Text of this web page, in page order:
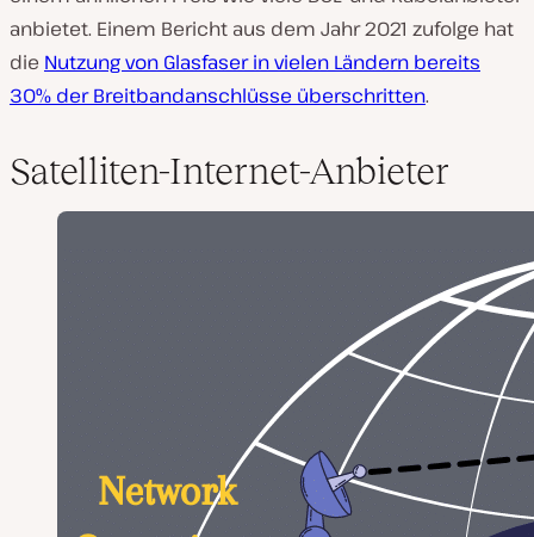
anbietet. Einem Bericht aus dem Jahr 2021 zufolge hat
die Nutzung von Glasfaser in vielen Ländern bereits
30% der Breitbandanschlüsse überschritten.
Satelliten-Internet-Anbieter